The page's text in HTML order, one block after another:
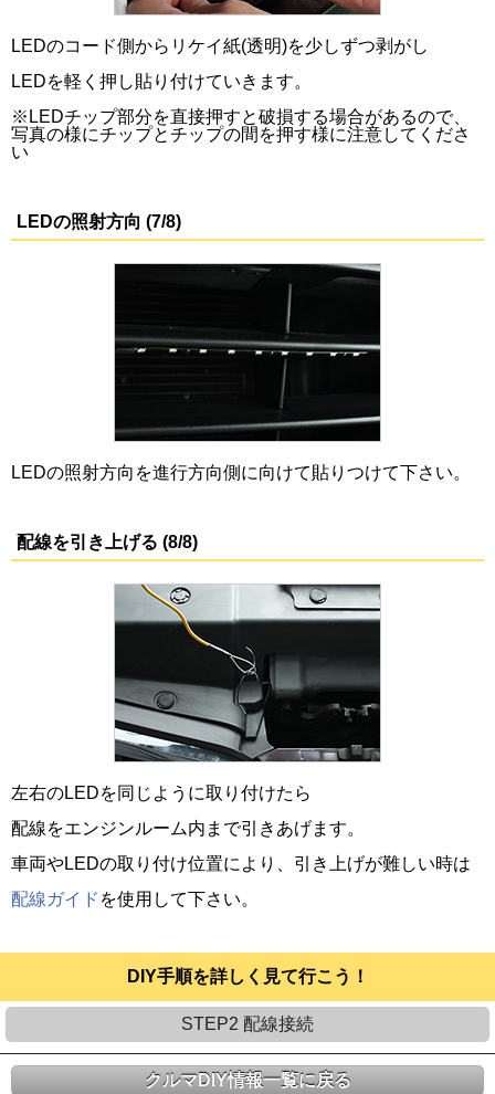
LEDのコード側からリケイ紙(透明)を少しずつ剥がし
LEDを軽く押し貼り付けていきます。
※LEDチップ部分を直接押すと破損する場合があるので、
写真の様にチップとチップの間を押す様に注意してくださ
い
LEDの照射方向 (7/8)
LEDの照射方向を進行方向側に向けて貼りつけて下さい。
配線を引き上げる (8/8)
左右のLEDを同じように取り付けたら
配線をエンジンルーム内まで引きあげます。
車両やLEDの取り付け位置により、引き上げが難しい時は
配線ガイド を使用して下さい。
DIY手順を詳しく見て行こう！
STEP2 配線接続
クルマDIY情報一覧に戻る